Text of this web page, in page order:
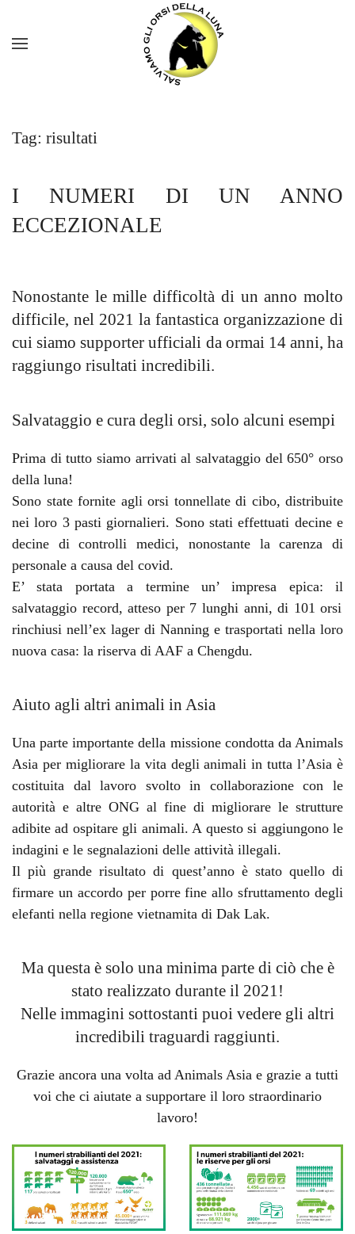
Tag: risultati
I NUMERI DI UN ANNO
ECCEZIONALE
Nonostante le mille difficoltà di un anno molto
difficile, nel 2021 la fantastica organizzazione di
cui siamo supporter ufficiali da ormai 14 anni, ha
raggiungo risultati incredibili.
Salvataggio e cura degli orsi, solo alcuni esempi
Prima di tutto siamo arrivati al salvataggio del 650° orso
della luna!
Sono state fornite agli orsi tonnellate di cibo, distribuite
nei loro 3 pasti giornalieri. Sono stati effettuati decine e
decine di controlli medici, nonostante la carenza di
personale a causa del covid.
E’ stata portata a termine un’ impresa epica: il
salvataggio record, atteso per 7 lunghi anni, di 101 orsi
rinchiusi nell’ex lager di Nanning e trasportati nella loro
nuova casa: la riserva di AAF a Chengdu.
Aiuto agli altri animali in Asia
Una parte importante della missione condotta da Animals
Asia per migliorare la vita degli animali in tutta l’Asia è
costituita dallavoro svolto in collaborazione con le
autorità e altre ONG al fine di migliorare le strutture
adibite ad ospitare gli animali. A questo si aggiungono le
indagini e le segnalazioni delle attività illegali.
Il più grande risultato di quest’annoè stato quello di
firmare un accordo per porre fine allo sfruttamento degli
elefanti nella regione vietnamita di Dak Lak.
Ma questa è solo una minima parte di ciò che è
stato realizzato durante il 2021!
Nelle immagini sottostanti puoi vedere gli altri
incredibili traguardi raggiunti.
Grazie ancora una volta ad Animals Asia e grazie a tutti
voi che ci aiutate a supportare il loro straordinario
lavoro!